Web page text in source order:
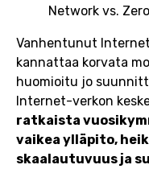
Network vs.
Vanhentunut
kannattaa korvata
huomioitu jo
Internet-verkon
ratkaista
vaikea ylläpito,
skaalautuvuus ja